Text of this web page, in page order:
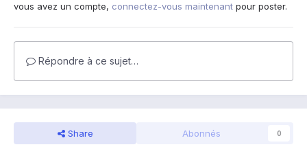
vous avez un compte, connectez-vous maintenant pour poster.
Répondre à ce sujet…
Share Abonnés 0